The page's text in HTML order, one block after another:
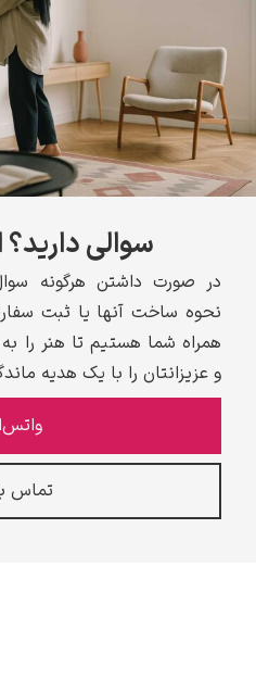
سوالی دارید؟
در صورت داشتن هرگونه
نحوه ساخت آنها یا ثبت
همراه شما هستیم تا هنر را
و عزیزانتان را با یک هدیه
تماس